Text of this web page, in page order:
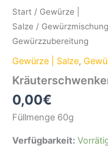
Start / Gewürze |
Salze /
Gewürzzubereitung
Gewürze | Salze,
0,00€
Füllmenge 60g
Verfügbarkeit: